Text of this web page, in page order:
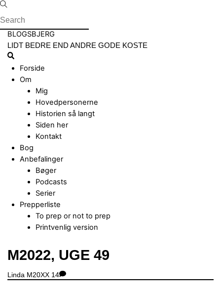
Skip
to
content
Menu
BLOGSBJERG
LIDT BEDRE END ANDRE GODE KOSTE
Search
Forside
Om
Mig
Hovedpersonerne
Historien så langt
Siden her
Kontakt
Bog
Anbefalinger
Bøger
Podcasts
Serier
Prepperliste
To prep or not to prep
Printvenlig version
Close
Menu
M2022, UGE 49
Linda M20XX 14